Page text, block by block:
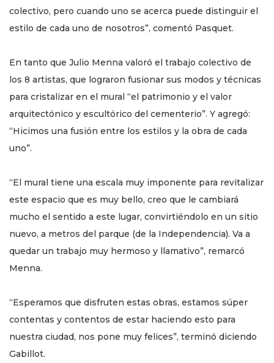
colectivo, pero cuando uno se acerca puede distinguir el
estilo de cada uno de nosotros”, comentó Pasquet.
En tanto que Julio Menna valoró el trabajo colectivo de
los 8 artistas, que lograron fusionar sus modos y técnicas
para cristalizar en el mural “el patrimonio y el valor
arquitectónico y escultórico del cementerio”. Y agregó:
“Hicimos una fusión entre los estilos y la obra de cada
uno”.
“El mural tiene una escala muy imponente para revitalizar
este espacio que es muy bello, creo que le cambiará
mucho el sentido a este lugar, convirtiéndolo en un sitio
nuevo, a metros del parque (de la Independencia). Va a
quedar un trabajo muy hermoso y llamativo”, remarcó
Menna.
“Esperamos que disfruten estas obras, estamos súper
contentas y contentos de estar haciendo esto para
nuestra ciudad, nos pone muy felices”, terminó diciendo
Gabillot.